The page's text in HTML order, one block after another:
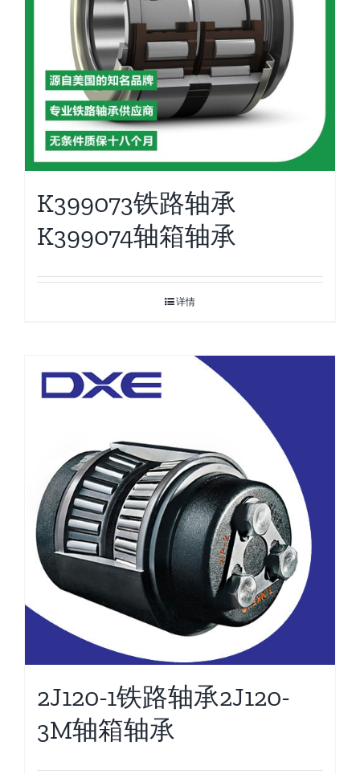
K399073铁路轴承
K399074轴箱轴承
详情
2J120-1铁路轴承2J120-
3M轴箱轴承